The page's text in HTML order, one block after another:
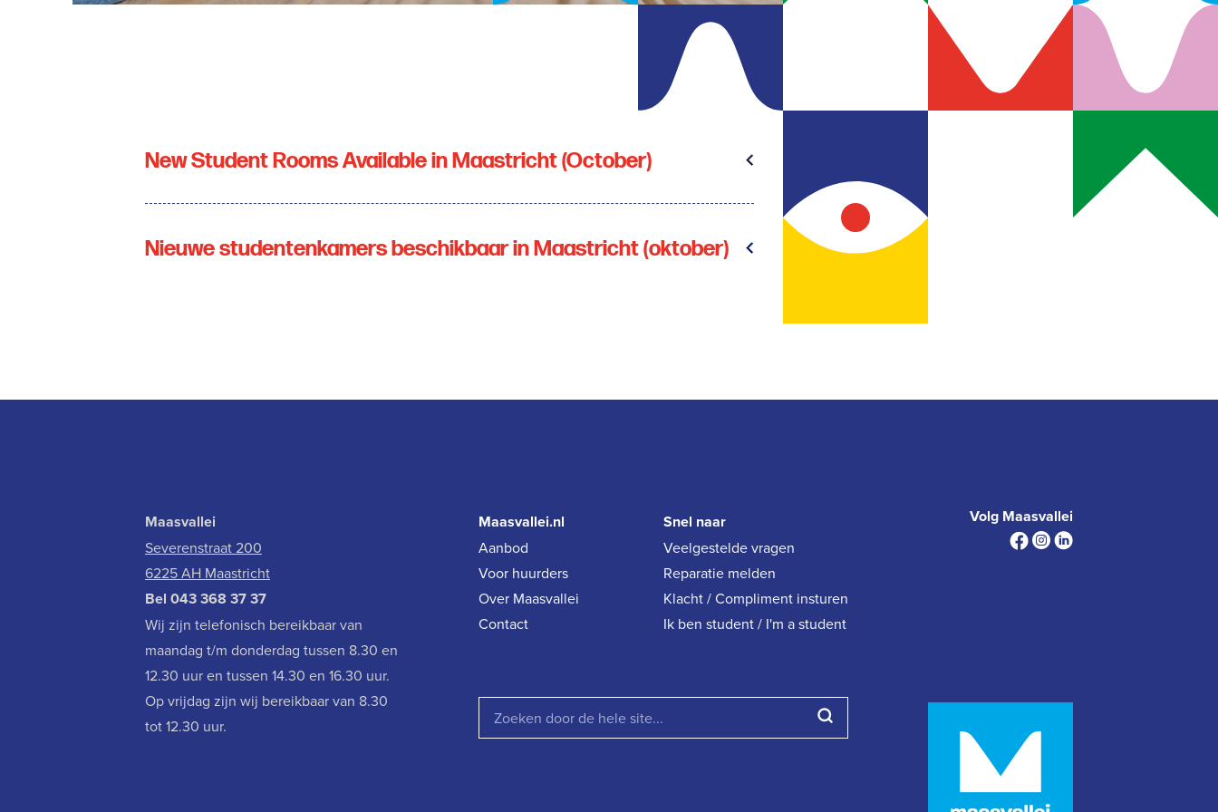
New Student Rooms Available in Maastricht (October)
Nieuwe studentenkamers beschikbaar in Maastricht (oktober)
Maasvallei
Severenstraat 200
6225 AH Maastricht
Bel 043 368 37 37
Wij zijn telefonisch bereikbaar van
maandag t/m donderdag tussen 8.30 en
12.30 uur en tussen 14.30 en 16.30 uur.
Op vrijdag zijn wij bereikbaar van 8.30
tot 12.30 uur.
Maasvallei.nl
Aanbod
Voor huurders
Over Maasvallei
Contact
Snel naar
Veelgestelde vragen
Reparatie melden
Klacht / Compliment insturen
Ik ben student / I'm a student
Volg Maasvallei